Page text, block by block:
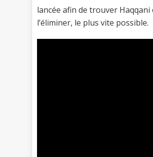
lancée afin de trouver Haqqani
l’éliminer, le plus vite possible.